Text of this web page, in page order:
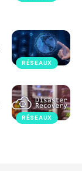
RÉSEAUX
RÉSEAUX